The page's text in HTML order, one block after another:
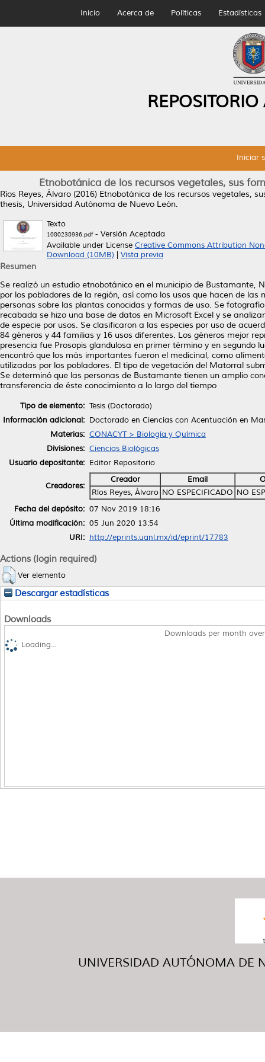
Inicio Acerca de Políticas Estadísticas
Iniciar
Etnobotánica de los recursos vegetales, sus
Ríos Reyes, Álvaro (2016) Etnobotánica de los recursos vegetales,
thesis, Universidad Autónoma de Nuevo León.
Texto
1080238936.pdf- Versión Aceptada
Available under License Creative Commons Attribution
Download (10MB)
Vista previa
Resumen
Se realizó un estudio etnobotánico en el municipio de Bustamante,
por los pobladores de la región, así como los usos que hacen de
personas sobre las plantas conocidas y formas de uso. Se
recabada se hizo una base de datos en Microsoft Excel y se
de especie por usos. Se clasificaron a las especies por uso de
84 géneros y 44 familias y 16 usos diferentes. Los géneros mejor
presencia fue Prosopis glandulosa en primer término y en segundo
encontró que los más importantes fueron el medicinal, como
utilizadas por los pobladores. El tipo de vegetación del Matorral
Se determinó que las personas de Bustamante tienen un amplio
transferencia de éste conocimiento a lo largo del tiempo
Tipo de elemento: Tesis (Doctorado)
Información adicional: Doctorado en Ciencias con Acentuación en
Materias: CONACYT > Biología y Química
Divisiones: Ciencias Biológicas
Usuario depositante: Editor Repositorio
Creadores:
Creador Email
Ríos Reyes, Álvaro NO ESPECIFICADO NO
Fecha del depósito: 07 Nov 2019 18:16
Última modificación: 05 Jun 2020 13:54
URI: http://eprints.uanl.mx/id/eprint/17783
Actions (login required)
Ver elemento
Descargar estadísticas
Downloads
Downloads per month
Loading...
UNIVERSIDAD AUTÓNOMA DE